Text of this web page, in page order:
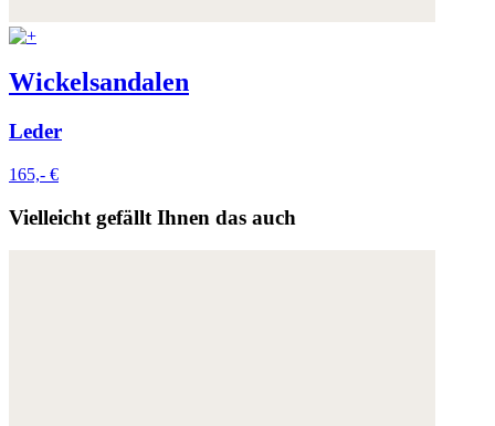
Wickelsandalen
Leder
165,- €
Vielleicht gefällt Ihnen das auch